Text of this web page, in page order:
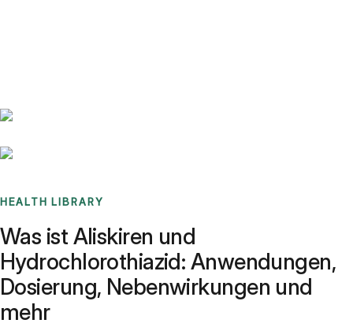
HEALTH LIBRARY
Was ist Aliskiren und
Hydrochlorothiazid: Anwendungen,
Dosierung, Nebenwirkungen und
mehr